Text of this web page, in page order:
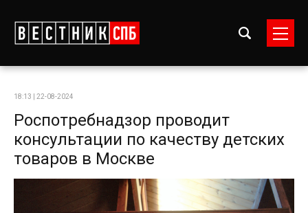
18:13 | 22-08-2024
Роспотребнадзор проводит
консультации по качеству детских
товаров в Москве